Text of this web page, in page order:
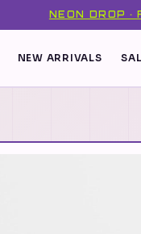
NEON DROP
NEW ARRIVALS